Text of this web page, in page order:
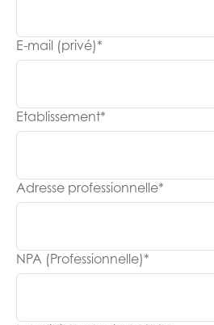
E-mail (privé)*
Etablissement*
Adresse professionnelle*
NPA (Professionnelle)*